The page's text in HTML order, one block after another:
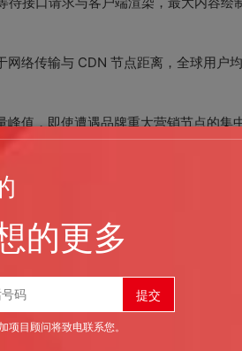
络传输与 CDN 节点距离，全球用户
值，即使遭遇品牌重大营销节点的集
面文本、结构化数据与 Meta 信息，
词布局，实现全站精细化 SEO 优化，
的更多
项目顾问将致电联系您。